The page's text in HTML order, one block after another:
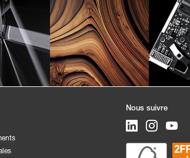
Nous suivre